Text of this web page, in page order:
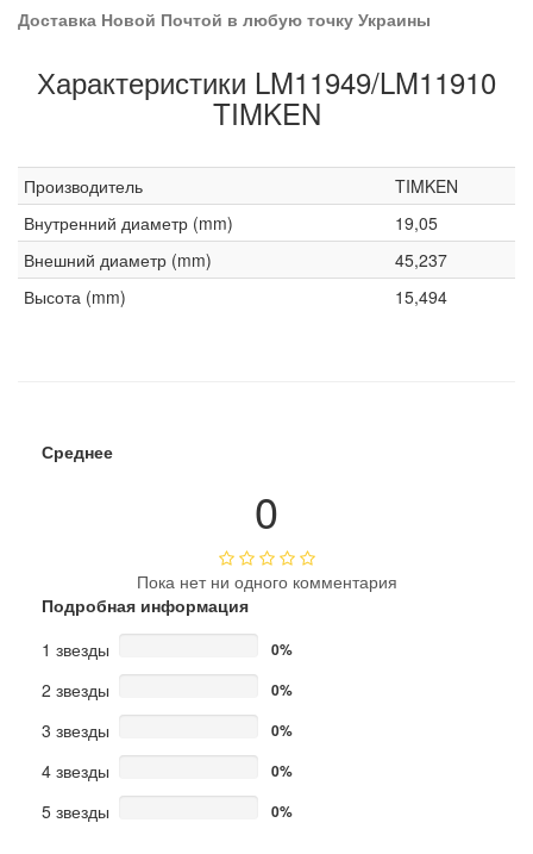
Доставка Новой Почтой в любую точку Украины
Характеристики LM11949/LM11910
TIMKEN
Производитель
TIMKEN
Внутренний диаметр (mm)
19,05
Внешний диаметр (mm)
45,237
Высота (mm)
15,494
Среднее
0
Пока нет ни одного комментария
Подробная информация
1 звезды
0%
2 звезды 0%
3 звезды 0%
4 звезды 0%
5 звезды 0%